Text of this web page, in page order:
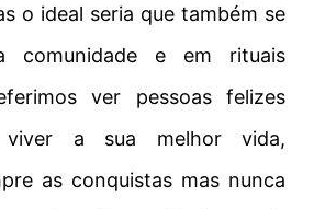
o ideal seria que também se
comunidade e em rituais
ver pessoas felizes
a sua melhor vida,
as conquistas mas nunca